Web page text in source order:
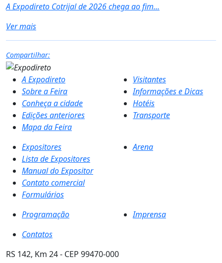
A Expodireto Cotrijal de 2026 chega ao fim...
Ver mais
Compartilhar:
A Expodireto
Sobre a Feira
Conheça a cidade
Edições anteriores
Mapa da Feira
Visitantes
Informações e Dicas
Hotéis
Transporte
Expositores
Lista de Expositores
Manual do Expositor
Contato comercial
Formulários
Arena
Programação
Imprensa
Contatos
RS 142, Km 24 - CEP 99470-000